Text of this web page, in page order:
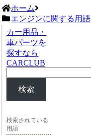
ホーム
エンジンに関する用語
カー用品・
車パーツを
探すなら
CARCLUB
検索
検索されている
用語